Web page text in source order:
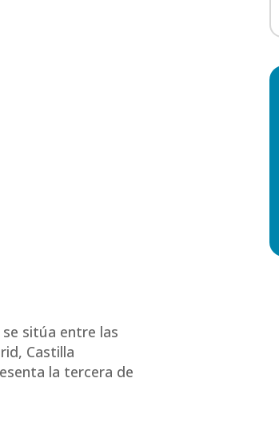
sitúa entre las
Castilla
la tercera de